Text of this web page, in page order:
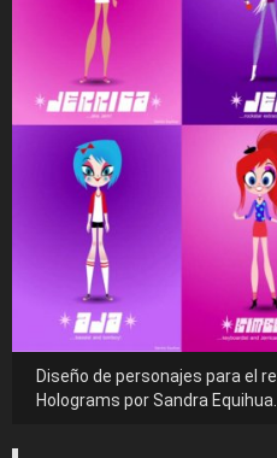
Diseño de personajes para el
Holograms por Sandra Equihua.